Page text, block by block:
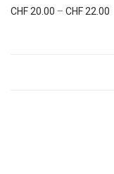
CHF20.00 – CHF22.00